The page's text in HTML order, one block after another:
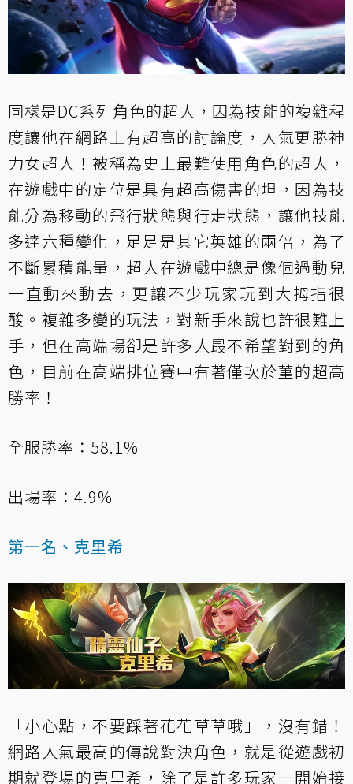
同樣是DC系列角色的超人，因為技能的複雜程
度讓他在網路上有超高的討論度，人氣更勝神
力女超人！被稱為史上最難使用角色的超人，
在遊戲中的定位是具有超高傷害的坦，因為技
能分為移動的飛行狀態與行走狀態，讓他技能
多達六種變化，足足是其它英雄的兩倍，為了
不斷累積能量，超人在遊戲中總是像個過動兒
一直動來動去，更讓不少玩家玩到大拇指很
酸。複雜多變的玩法，對新手來說也許很難上
手，但在高端場卻是許多人最不希望對到的角
色，目前在高端排位賽中有著僅次於菫的超高
勝率！
全服勝率：58.1%
出場率：4.9%
第一名、克里希
「小心點，不要踩著花花草草哦」，沒有錯！
網路人氣最高的傳說對決角色，就是從遊戲初
期就登場的克里希，除了是許多玩家一開始接